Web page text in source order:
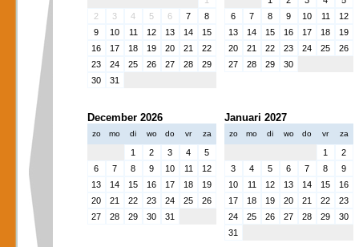
2
3 4 5 6 7
8
9
10 11 12 13 14
15
16
17 18 19 20 21
22
23
24 25 26 27 28
29
30
31
6
7 8 9 10 11
12
13
14 15 16 17 18
19
20
21 22 23 24 25
26
27
28 29 30
December 2026
zo mo di wo do vr za
1 2 3 4
5
6
7 8 9 10 11
12
13
14 15 16 17 18
19
20
21 22 23 24 25
26
27
28 29 30 31
Januari 2027
zo mo di wo do vr za
1
2
3
4 5 6 7 8
9
10
11 12 13 14 15
16
17
18 19 20 21 22
23
24
25 26 27 28 29
30
31